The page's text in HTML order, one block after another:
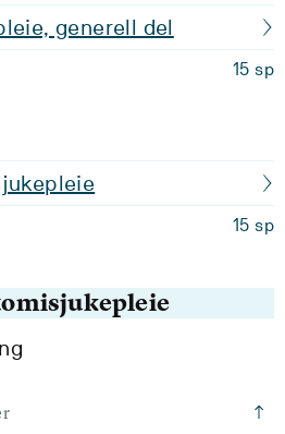
generell del
15 sp
15 sp